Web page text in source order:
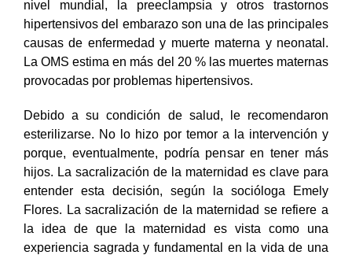
nivel mundial, la preeclampsia y otros trastornos
hipertensivos del embarazo son una de las principales
causas de enfermedad y muerte materna y neonatal.
La OMS estima en más del 20 % las muertes maternas
provocadas por problemas hipertensivos.
Debido a su condición de salud, le recomendaron
esterilizarse. No lo hizo por temor a la intervención y
porque, eventualmente, podría pensar en tener más
hijos. La sacralización de la maternidad es clave para
entender esta decisión, según la socióloga Emely
Flores. La sacralización de la maternidad se refiere a
la idea de que la maternidad es vista como una